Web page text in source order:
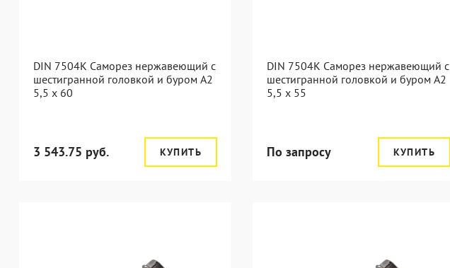
DIN 7504K Саморез нержавеющий с
шестигранной головкой и буром A2
5,5 x 60
3 543.75 руб. КУПИТЬ
DIN 7504K Саморез нержавеющий с
шестигранной головкой и буром A2
5,5 x 55
По запросу КУПИТЬ